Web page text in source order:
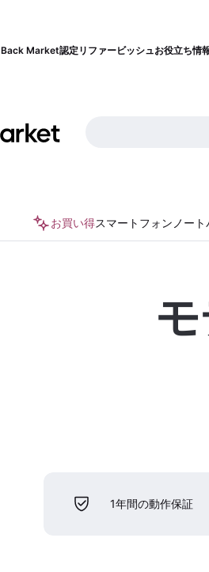
Back Market認定リファービッシュお役立ち情
お買い得スマートフォン ノー
1年間の動作保証